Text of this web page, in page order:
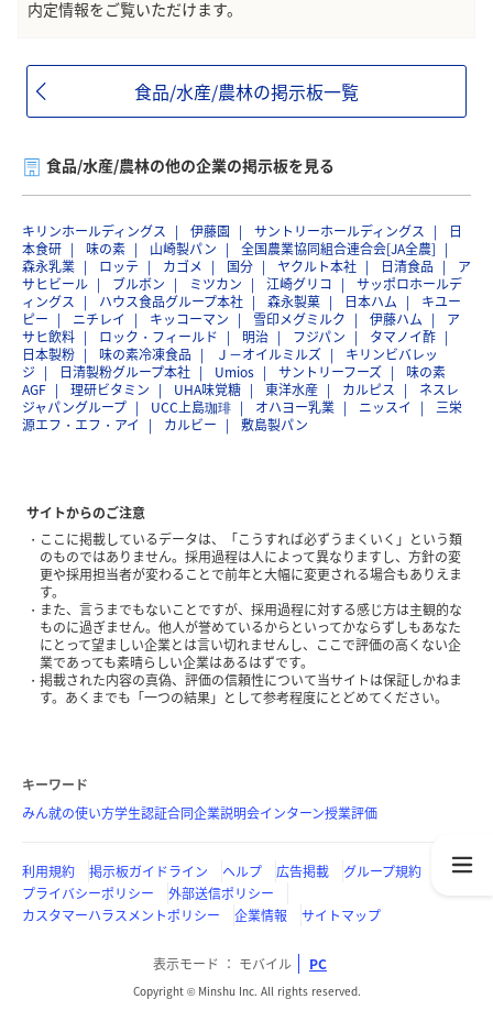
内定情報をご覧いただけます。
食品/水産/農林の掲示板一覧
食品/水産/農林の他の企業の掲示板を見る
キリンホールディングス 伊藤園 サントリーホールディングス
日
本食研
味の素 山崎製パン
全国農業協同組合連合会[JA全農]
森永乳業
ロッテ カゴメ 国分 ヤクルト本社 日清食品
ア
サヒビール
ブルボン ミツカン 江崎グリコ
サッポロホールデ
ィングス
ハウス食品グループ本社 森永製菓 日本ハム
キユー
ピー
ニチレイ キッコーマン 雪印メグミルク 伊藤ハム
ア
サヒ飲料
ロック・フィールド 明治 フジパン
タマノイ酢
日本製粉
味の素冷凍食品 Ｊ－オイルミルズ
キリンビバレッ
ジ
日清製粉グループ本社 Umios サントリーフーズ
味の素
AGF
理研ビタミン UHA味覚糖 東洋水産 カルピス
ネスレ
ジャパングループ
UCC上島珈琲 オハヨー乳業 ニッスイ
三栄
源エフ・エフ・アイ
カルビー 敷島製パン
サイトからのご注意
ここに掲載しているデータは、「こうすれば必ずうまくいく」という類
のものではありません。採用過程は人によって異なりますし、方針の変
更や採用担当者が変わることで前年と大幅に変更される場合もありえま
す。
また、言うまでもないことですが、採用過程に対する感じ方は主観的な
ものに過ぎません。他人が誉めているからといってかならずしもあなた
にとって望ましい企業とは言い切れませんし、ここで評価の高くない企
業であっても素晴らしい企業はあるはずです。
掲載された内容の真偽、評価の信頼性について当サイトは保証しかねま
す。あくまでも「一つの結果」として参考程度にとどめてください。
キーワード
みん就の使い方学生認証合同企業説明会インターン授業評価
利用規約 掲示板ガイドライン ヘルプ 広告掲載
グループ規約
プライバシーポリシー
外部送信ポリシー
カスタマーハラスメントポリシー
企業情報 サイトマップ
表示モード モバイル PC
Copyright © Minshu Inc. All rights reserved.